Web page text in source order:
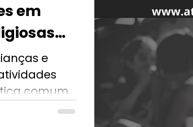
em
e
comum